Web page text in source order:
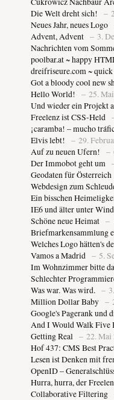
Die Welt dreht sich! –
Neues Jahr, neues Logo
Advent, Advent – 3.
Nachrichten vom
poolbar.at ~ happy
dreifriseure.com ~
Got a bloody cool new
Hello World! – 25.
Und wieder ein Projekt
Freelenz ist CSS-Held
¡caramba! – mucho
Elvis lebt! – 29.
Auf zu neuen Ufern! –
Der Immobot geht um
Geodaten für Österreich
Webdesign zum
Ein bisschen
IE6 und älter unter
Schöne neue Heimat –
Briefmarkensammlung
Welches Logo hätten's
Vamos a Madrid – 5.
Im Wohnzimmer bitte
Schlechter
Was war. Was wird. –
Million Dollar Baby –
Google's Pagerank und
And I Would Walk Five
Getting Real – 22. Mai
Hof 437: CMS Best
Lesen ist Denken mit
OpenID –
Hurra, hurra, der
Collaborative Filtering